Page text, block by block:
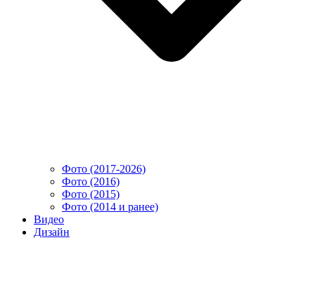
Фото (2017-2026)
Фото (2016)
Фото (2015)
Фото (2014 и ранее)
Видео
Дизайн